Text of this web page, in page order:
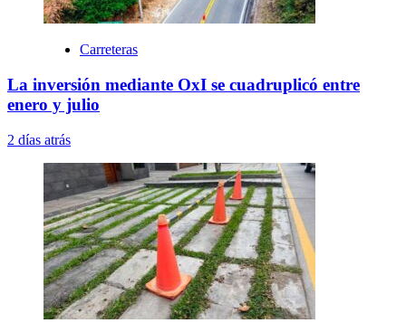
Carreteras
La inversión mediante OxI se cuadruplicó entre
enero y julio
2 días atrás